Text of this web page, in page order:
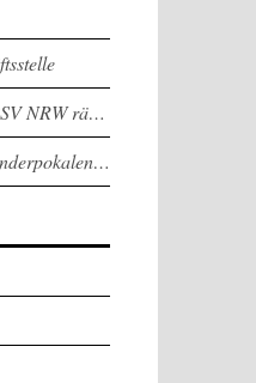
Was für ein Pfingstwochenende! Der BSV NRW räumt bei den Länderpokalen ab
NRW-Auswahlteams siegen bei den Länderpokalen und dem Deutschlandcup an Pfingsten